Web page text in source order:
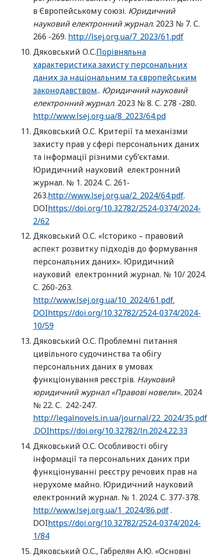
в Європейському союзі. Юридичний
науковий електронний журнал. 2023 № 7. С.
266 -269. http://lsej.org.ua/7_2023/61.pdf
Дяковський О.С.Порівняльна
характеристика захисту персональних
даних за національним та європейським
законодавством.. Юридичний науковий
електронний журнал. 2023 № 8. С. 278 -280.
http://www.lsej.org.ua/8_2023/64.pd
Дяковський О.С. Критерії та механізми
захисту прав у сфері персональних даних
та інформації різними суб’єктами.
Юридичний науковий електронний
журнал. № 1. 2024. С. 261-
263.http://www.lsej.org.ua/2_2024/64.pdf.
DOIhttps://doi.org/10.32782/2524-0374/2024-
2/62
Дяковський О.С. «Історико – правовий
аспект розвитку підходів до формування
персональних даних». Юридичний
науковий електронний журнал. № 10/ 2024.
С. 260-263.
http://www.lsej.org.ua/10_2024/61.pdf.
DOIhttps://doi.org/10.32782/2524-0374/2024-
10/59
Дяковський О.С. Проблемні питання
цивільного судочинства та обігу
персональних даних в умовах
функціонування реєстрів. Науковий
юридичний журнал «Правові новели». 2024
№ 22. С. 242-247.
http://legalnovels.in.ua/journal/22_2024/35.pdf
.DOIhttps://doi.org/10.32782/ln.2024.22.33
Дяковський О.С. Особливості обігу
інформації та персональних даних при
функціонуванні реєстру речових прав на
нерухоме майно. Юридичний науковий
електронний журнал. № 1. 2024. С. 377-378.
http://www.lsej.org.ua/1_2024/86.pdf.
DOIhttps://doi.org/10.32782/2524-0374/2024-
1/84
Дяковський О.С., Габрелян А.Ю. «Основні